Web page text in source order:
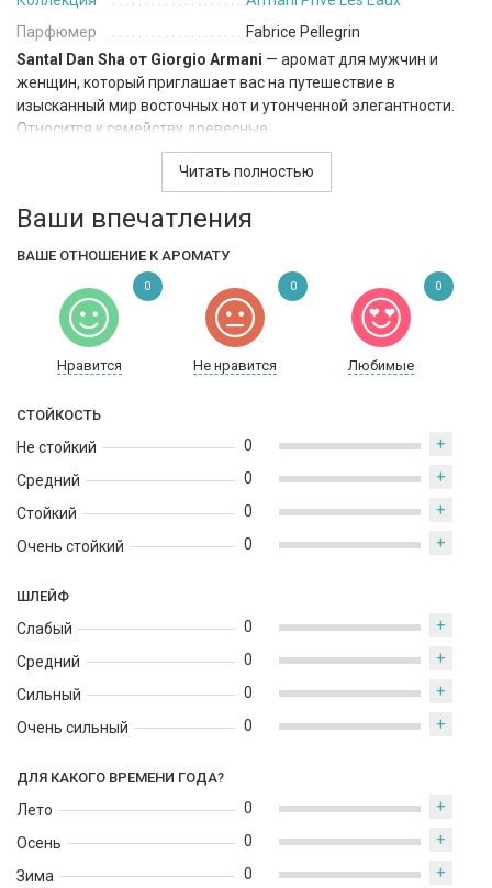
Парфюмер
Fabrice Pellegrin
Santal Dan Sha от Giorgio Armani — аромат для мужчин и
женщин, который приглашает вас на путешествие в
изысканный мир восточных нот и утонченной элегантности.
Относится к семейству древесные.
Начиная свой увлекательный путь, аромат раскрывается
бодрящим сочетанием кардамона, калабрийского бергамота
и листьев фиалки в верхних нотах. Эти ноты придают аромату
таинственном восточном саду. В сердце Santal Dan Sha
расцветает уникальный аккорд, включая мускус, олибанум и
элеми. Этот средний слой придает аромату глубину и
загадочность, словно волнующие таинства восточной
и стойким шлейфом. Сандал, вирджинский кедр и Dreamwood
чувственное воспоминание о путешествии в уединенные
уголки востока.
Читать полностью
Ваши впечатления
ВАШЕ ОТНОШЕНИЕ К АРОМАТУ
Нравится Не нравится Любимые
0 0 0
СТОЙКОСТЬ
Не стойкий
Средний
Стойкий
Очень стойкий
0 +
0 +
0 +
0 +
ШЛЕЙФ
Слабый
Средний
Сильный
Очень сильный
0 +
0 +
0 +
0 +
ДЛЯ КАКОГО ВРЕМЕНИ ГОДА?
Лето
Осень
Зима
0 +
0 +
0 +